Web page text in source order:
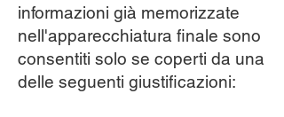
informazioni già memorizzate
nell'apparecchiatura finale sono
consentiti solo se coperti da una
delle seguenti giustificazioni: